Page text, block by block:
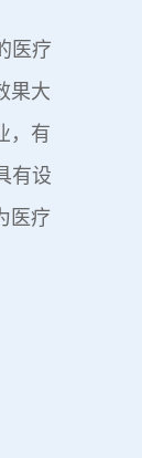
医疗
果大
，有
有设
医疗